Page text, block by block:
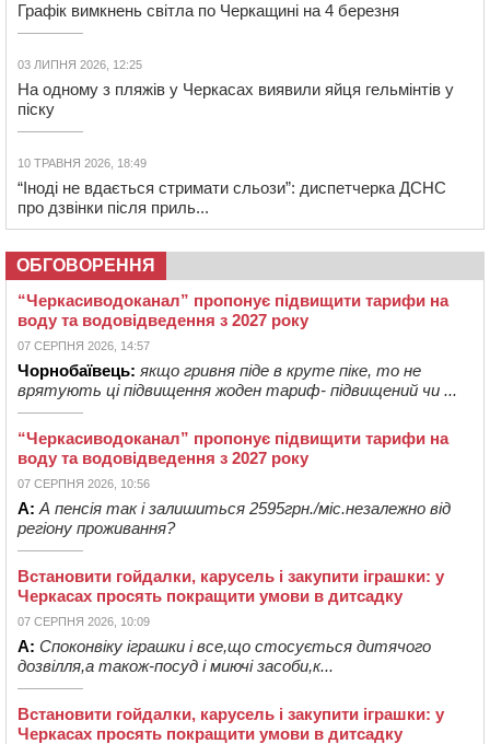
Графік вимкнень світла по Черкащині на 4 березня
03 ЛИПНЯ 2026, 12:25
На одному з пляжів у Черкасах виявили яйця гельмінтів у
піску
10 ТРАВНЯ 2026, 18:49
“Іноді не вдається стримати сльози”: диспетчерка ДСНС
про дзвінки після приль...
ОБГОВОРЕННЯ
“Черкасиводоканал” пропонує підвищити тарифи на
воду та водовідведення з 2027 року
07 СЕРПНЯ 2026, 14:57
Чорнобаївець: якщо гривня піде в круте піке, то не
врятують ці підвищення жоден тариф- підвищений чи ...
“Черкасиводоканал” пропонує підвищити тарифи на
воду та водовідведення з 2027 року
07 СЕРПНЯ 2026, 10:56
А: А пенсія так і залишиться 2595грн./міс.незалежно від
регіону проживання?
Встановити гойдалки, карусель і закупити іграшки: у
Черкасах просять покращити умови в дитсадку
07 СЕРПНЯ 2026, 10:09
А: Споконвіку іграшки і все,що стосується дитячого
дозвілля,а також-посуд і миючі засоби,к...
Встановити гойдалки, карусель і закупити іграшки: у
Черкасах просять покращити умови в дитсадку